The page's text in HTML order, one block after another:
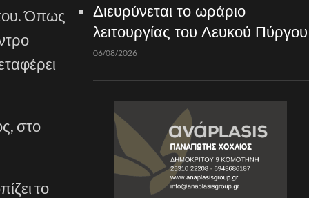
Όπως
στο
το
Διευρύνεται το ωράριο
λειτουργίας του Λευκού Πύργου
06/08/2026